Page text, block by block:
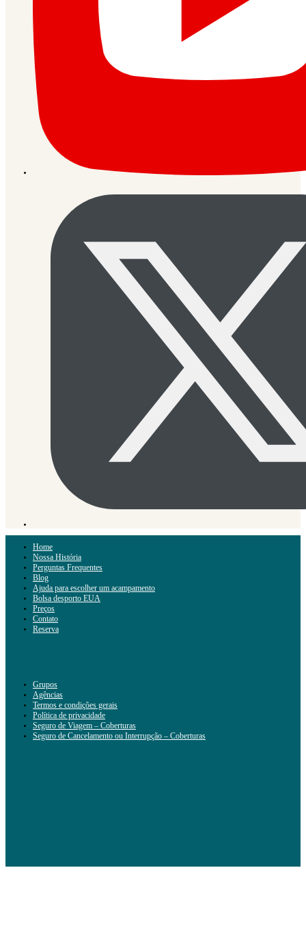
Home
Nossa História
Perguntas Frequentes
Blog
Ajuda para escolher um acampamento
Bolsa desporto EUA
Preços
Contato
Reserva
Grupos
Agências
Termos e condições gerais
Política de privacidade
Seguro de Viagem – Coberturas
Seguro de Cancelamento ou Interrupção – Coberturas